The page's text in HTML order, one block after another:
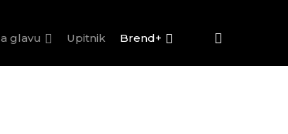
glavu Upitnik Brend+